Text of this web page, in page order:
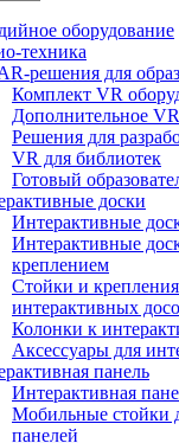
оборудование
техника
решения для
Комплект VR
Дополнительное
Решения для
VR для библиотек
Готовый
доски
Интерактивные
Интерактивные
креплением
Стойки и
интерактивных
Колонки к
Аксессуары для
панель
Интерактивная
Мобильные стойки
панелей